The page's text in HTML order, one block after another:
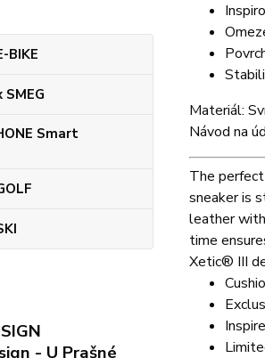
BIKE
SMEG
Smart
Materiál:
Návod na
The
sneaker is
leather
time
Xetic® III